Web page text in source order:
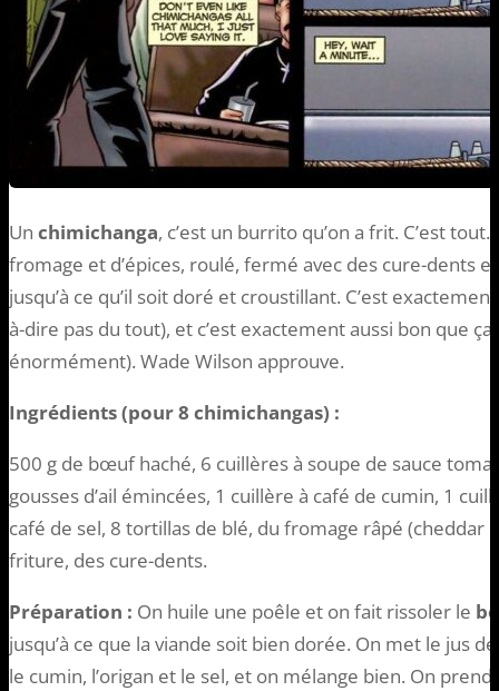
Un chimichanga, c’est un burrito qu’on a frit. C’est
fromage et d’épices, roulé, fermé avec des cure-dents
jusqu’à ce qu’il soit doré et croustillant. C’est exactement
à-dire pas du tout), et c’est exactement aussi bon que ça
énormément). Wade Wilson approuve.
Ingrédients (pour 8 chimichangas) :
500 g de bœuf haché, 6 cuillères à soupe de sauce
gousses d’ail émincées, 1 cuillère à café de cumin, 1
café de sel, 8 tortillas de blé, du fromage râpé (cheddar
friture, des cure-dents.
Préparation : On huile une poêle et on fait rissoler le
jusqu’à ce que la viande soit bien dorée. On met le jus
le cumin, l’origan et le sel, et on mélange bien. On